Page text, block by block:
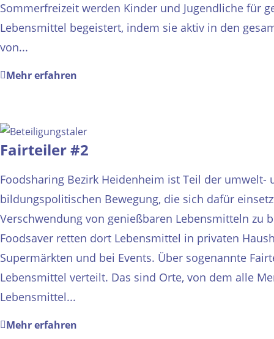
Sommerfreizeit werden Kinder und Jugendliche für
Lebensmittel begeistert, indem sie aktiv in den
von...
Mehr erfahren
Fairteiler #2
Foodsharing Bezirk Heidenheim ist Teil der umwelt-
bildungspolitischen Bewegung, die sich dafür
Verschwendung von genießbaren Lebensmitteln zu
Foodsaver retten dort Lebensmittel in privaten
Supermärkten und bei Events. Über sogenannte
Lebensmittel verteilt. Das sind Orte, von dem alle
Lebensmittel...
Mehr erfahren